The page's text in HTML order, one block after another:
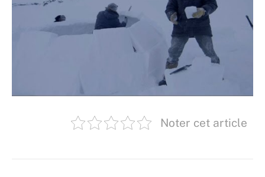
Noter cet article